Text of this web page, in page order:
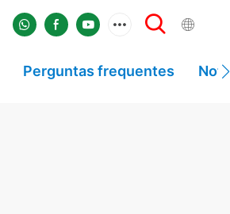
Perguntas frequentes